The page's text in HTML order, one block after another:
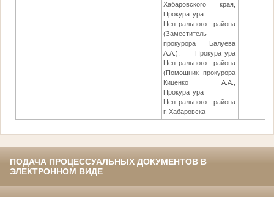
Хабаровского края,
Прокуратура
Центрального района
(Заместитель
прокурора Балуева
А.А.), Прокуратура
Центрального района
(Помощник прокурора
Киценко А.А.,
Прокуратура
Центрального района
г. Хабаровска
ПОДАЧА ПРОЦЕССУАЛЬНЫХ ДОКУМЕНТОВ В
ЭЛЕКТРОННОМ ВИДЕ